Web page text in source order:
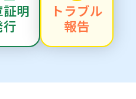
明
トラブル
報告